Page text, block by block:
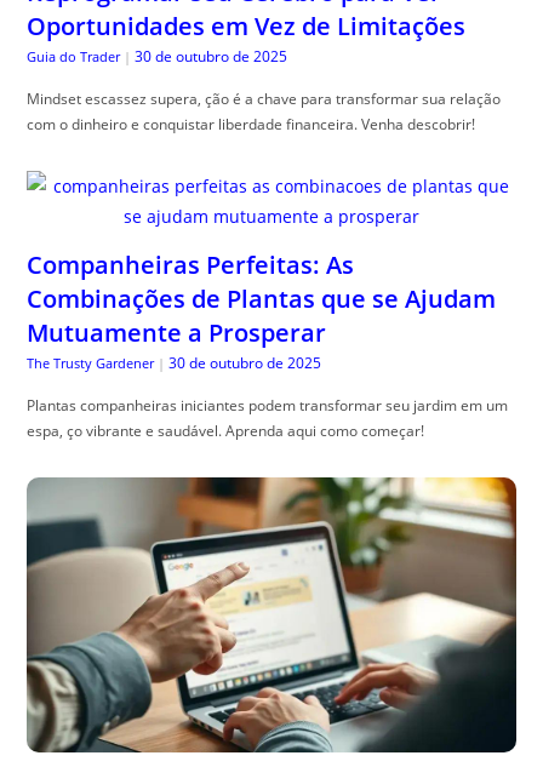
Oportunidades em Vez de Limitações
Guia do Trader | 30 de outubro de 2025
Mindset escassez supera, ção é a chave para transformar sua relação
com o dinheiro e conquistar liberdade financeira. Venha descobrir!
Companheiras Perfeitas: As
Combinações de Plantas que se Ajudam
Mutuamente a Prosperar
The Trusty Gardener | 30 de outubro de 2025
Plantas companheiras iniciantes podem transformar seu jardim em um
espa, ço vibrante e saudável. Aprenda aqui como começar!